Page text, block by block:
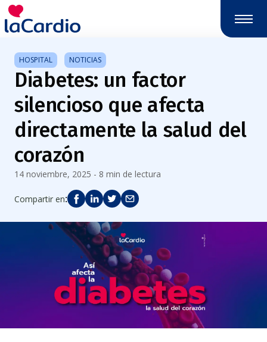
Nota:
este
sitio
web
incluye
sistema
accesibilidad.
HOSPITAL NOTICIAS
Diabetes: un factor
silencioso que afecta
directamente la salud del
corazón
14 noviembre, 2025 - 8 min de lectura
Compartir en: